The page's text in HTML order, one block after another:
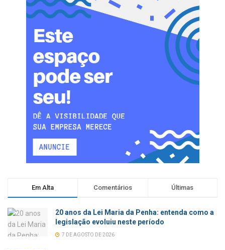
Em Alta Comentários Últimas
20 anos da Lei Maria da Penha: entenda como a
legislação evoluiu neste período
7 DE AGOSTO DE 2026